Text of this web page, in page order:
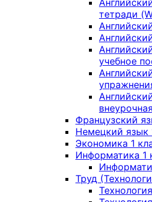
тетради
учебное
Французский
Немецкий язык
Экономика 1
Информатика 1
Труд